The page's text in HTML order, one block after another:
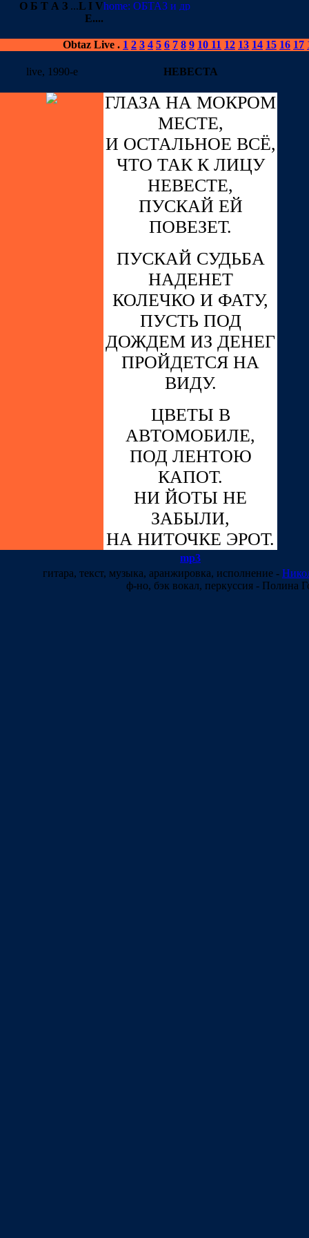
О Б Т А З ...L I V
E....
Obtaz Live . 1 2 3 4 5 6 7 8 9 10 11 12 13 14 15 16 17
live, 1990-е НЕВЕСТА
ГЛАЗА НА МОКРОМ
МЕСТЕ,
И ОСТАЛЬНОЕ ВСЁ,
ЧТО ТАК К ЛИЦУ
НЕВЕСТЕ,
ПУСКАЙ ЕЙ
ПОВЕЗЕТ.
ПУСКАЙ СУДЬБА
НАДЕНЕТ
КОЛЕЧКО И ФАТУ,
ПУСТЬ ПОД
ДОЖДЕМ ИЗ ДЕНЕГ
ПРОЙДЕТСЯ НА
ВИДУ.
ЦВЕТЫ В
АВТОМОБИЛЕ,
ПОД ЛЕНТОЮ
КАПОТ.
НИ ЙОТЫ НЕ
ЗАБЫЛИ,
НА НИТОЧКЕ ЭРОТ.
mp3
гитара, текст, музыка, аранжировка, исполнение -
ф-но, бэк вокал, перкуссия - Полина